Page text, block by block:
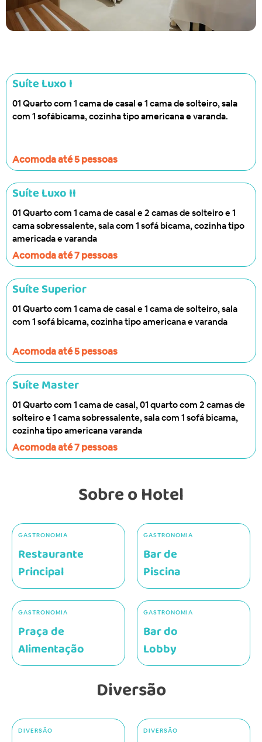
Suíte Luxo I
01 Quarto com 1 cama de casal e 1 cama de solteiro, sala
com 1 sofábicama, cozinha tipo americana e varanda.
Acomoda até 5 pessoas
Suíte Luxo II
01 Quarto com 1 cama de casal e 2 camas de solteiro e 1
cama sobressalente, sala com 1 sofá bicama, cozinha tipo
americada e varanda
Acomoda até 7 pessoas
Suíte Superior
01 Quarto com 1 cama de casal e 1 cama de solteiro, sala
com 1 sofá bicama, cozinha tipo americana e varanda
Acomoda até 5 pessoas
Suíte Master
01 Quarto com 1 cama de casal, 01 quarto com 2 camas de
solteiro e 1 cama sobressalente, sala com 1 sofá bicama,
cozinha tipo americana varanda
Acomoda até 7 pessoas
Sobre o Hotel
GASTRONOMIA
Restaurante
Principal
GASTRONOMIA
Bar de
Piscina
GASTRONOMIA
Praça de
Alimentação
GASTRONOMIA
Bar do
Lobby
Diversão
DIVERSÃO DIVERSÃO